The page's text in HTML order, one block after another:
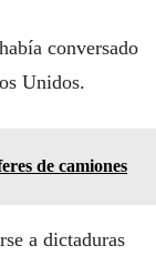
conversado
Unidos.
de camiones
a dictaduras